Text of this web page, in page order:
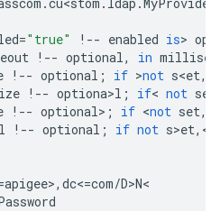
="true" ! -- enabled is>
! -- optional, in
! -- optional ; if >not s<et,
! -- optiona>l ; if< not set
! -- optional> ; if <not set,
! -- optional ; if not s>et, <
apigee>, dc<=com/D>N